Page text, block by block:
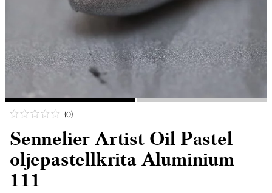
(0)
Sennelier Artist Oil Pastel
oljepastellkrita Aluminium
111